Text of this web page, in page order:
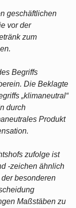
geschäftlichen
vor der
zum
Begriffs
Die Beklagte
„klimaneutral“
durch
Produkt
zufolge ist
-zeichen ähnlich
besonderen
Maßstäben zu